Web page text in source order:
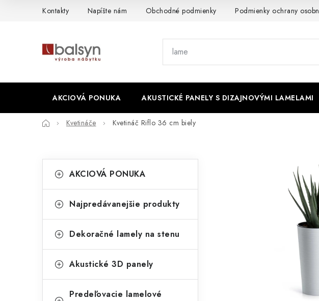
Kontakty Napíšte nám Obchodné podmienky Podmienky ochrany
AKCIOVÁ PONUKA AKUSTICKÉ PANELY S DIZAJNOVÝMI LAMELAMI
DomovKvetináče Kvetináč Riflo 36 cm biely
o
n
ý
a
kategórie
a
e
ó
i
AKCIOVÁ PONUKA
Najpredávanejšie produkty
Dekoračné lamely na stenu
Akustické 3D panely
Predeľovacie lamelové